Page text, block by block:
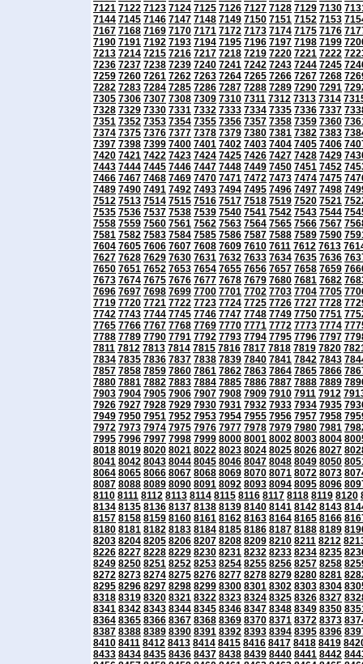
7121 7122 7123 7124 7125 7126 7127 7128 7129 7130
7144 7145 7146 7147 7148 7149 7150 7151 7152 7153
7167 7168 7169 7170 7171 7172 7173 7174 7175 7176
7190 7191 7192 7193 7194 7195 7196 7197 7198 7199
7213 7214 7215 7216 7217 7218 7219 7220 7221 7222
7236 7237 7238 7239 7240 7241 7242 7243 7244 7245
7259 7260 7261 7262 7263 7264 7265 7266 7267 7268
7282 7283 7284 7285 7286 7287 7288 7289 7290 7291
7305 7306 7307 7308 7309 7310 7311 7312 7313 7314
7328 7329 7330 7331 7332 7333 7334 7335 7336 7337
7351 7352 7353 7354 7355 7356 7357 7358 7359 7360
7374 7375 7376 7377 7378 7379 7380 7381 7382 7383
7397 7398 7399 7400 7401 7402 7403 7404 7405 7406
7420 7421 7422 7423 7424 7425 7426 7427 7428 7429
7443 7444 7445 7446 7447 7448 7449 7450 7451 7452
7466 7467 7468 7469 7470 7471 7472 7473 7474 7475
7489 7490 7491 7492 7493 7494 7495 7496 7497 7498
7512 7513 7514 7515 7516 7517 7518 7519 7520 7521
7535 7536 7537 7538 7539 7540 7541 7542 7543 7544
7558 7559 7560 7561 7562 7563 7564 7565 7566 7567
7581 7582 7583 7584 7585 7586 7587 7588 7589 7590
7604 7605 7606 7607 7608 7609 7610 7611 7612 7613
7627 7628 7629 7630 7631 7632 7633 7634 7635 7636
7650 7651 7652 7653 7654 7655 7656 7657 7658 7659
7673 7674 7675 7676 7677 7678 7679 7680 7681 7682
7696 7697 7698 7699 7700 7701 7702 7703 7704 7705
7719 7720 7721 7722 7723 7724 7725 7726 7727 7728
7742 7743 7744 7745 7746 7747 7748 7749 7750 7751
7765 7766 7767 7768 7769 7770 7771 7772 7773 7774
7788 7789 7790 7791 7792 7793 7794 7795 7796 7797
7811 7812 7813 7814 7815 7816 7817 7818 7819 7820
7834 7835 7836 7837 7838 7839 7840 7841 7842 7843
7857 7858 7859 7860 7861 7862 7863 7864 7865 7866
7880 7881 7882 7883 7884 7885 7886 7887 7888 7889
7903 7904 7905 7906 7907 7908 7909 7910 7911 7912
7926 7927 7928 7929 7930 7931 7932 7933 7934 7935
7949 7950 7951 7952 7953 7954 7955 7956 7957 7958
7972 7973 7974 7975 7976 7977 7978 7979 7980 7981
7995 7996 7997 7998 7999 8000 8001 8002 8003 8004
8018 8019 8020 8021 8022 8023 8024 8025 8026 8027
8041 8042 8043 8044 8045 8046 8047 8048 8049 8050
8064 8065 8066 8067 8068 8069 8070 8071 8072 8073
8087 8088 8089 8090 8091 8092 8093 8094 8095 8096
8110 8111 8112 8113 8114 8115 8116 8117 8118 8119 8120
8134 8135 8136 8137 8138 8139 8140 8141 8142 8143
8157 8158 8159 8160 8161 8162 8163 8164 8165 8166
8180 8181 8182 8183 8184 8185 8186 8187 8188 8189
8203 8204 8205 8206 8207 8208 8209 8210 8211 8212
8226 8227 8228 8229 8230 8231 8232 8233 8234 8235
8249 8250 8251 8252 8253 8254 8255 8256 8257 8258
8272 8273 8274 8275 8276 8277 8278 8279 8280 8281
8295 8296 8297 8298 8299 8300 8301 8302 8303 8304
8318 8319 8320 8321 8322 8323 8324 8325 8326 8327
8341 8342 8343 8344 8345 8346 8347 8348 8349 8350
8364 8365 8366 8367 8368 8369 8370 8371 8372 8373
8387 8388 8389 8390 8391 8392 8393 8394 8395 8396
8410 8411 8412 8413 8414 8415 8416 8417 8418 8419
8433 8434 8435 8436 8437 8438 8439 8440 8441 8442